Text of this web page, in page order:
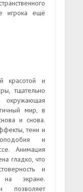
игрока ещё
красотой и
тщательно
окружающая
мир, в
и снова.
тени и
и
Анимация
гладко, что
и
на экране.
позволяет